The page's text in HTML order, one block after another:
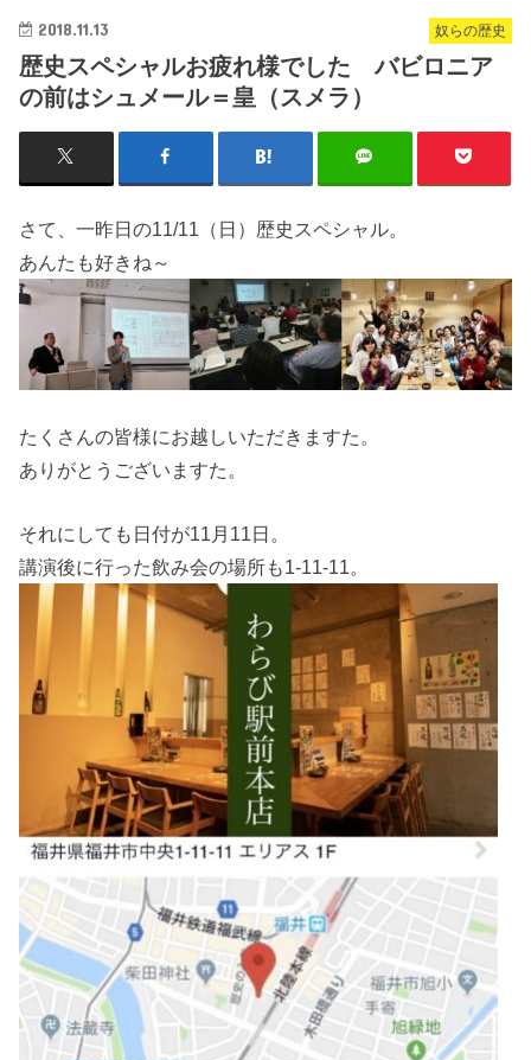
奴らの歴史
2018.11.13
歴史スペシャルお疲れ様でした バビロニア
の前はシュメール＝皇（スメラ）
さて、一昨日の11/11（日）歴史スペシャル。
あんたも好きね～
たくさんの皆様にお越しいただきますた。
ありがとうございますた。
それにしても日付が11月11日。
講演後に行った飲み会の場所も1-11-11。